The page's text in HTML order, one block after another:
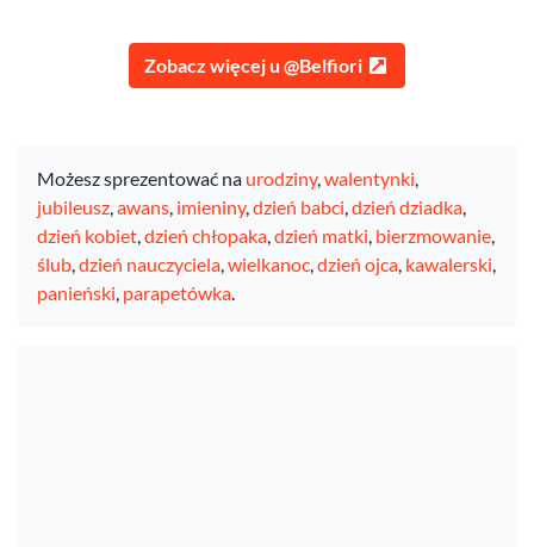
Zobacz więcej u @Belfiori
Możesz sprezentować na urodziny,walentynki,
jubileusz,awans, imieniny,dzień babci,dzień dziadka,
dzień kobiet,dzień chłopaka,dzień matki, bierzmowanie,
ślub,dzień nauczyciela,wielkanoc,dzień ojca, kawalerski,
panieński, parapetówka.